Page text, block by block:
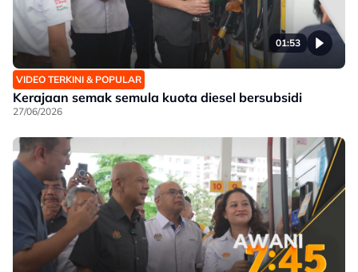
01:53
VIDEO TERKINI & POPULAR
Kerajaan semak semula kuota diesel bersubsidi
27/06/2026